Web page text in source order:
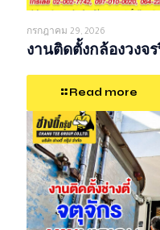
กรกฎาคม 29, 2026
งานติดตั้งกล้องวงจ
Read more